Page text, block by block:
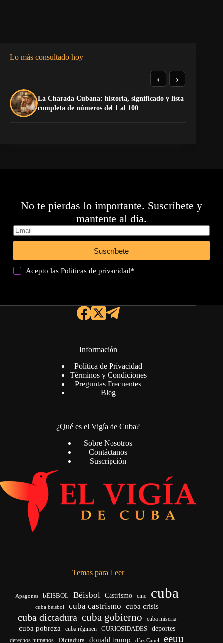
Lo más consultado hoy
La Charada Cubana: historia, significado y lista
completa de números del 1 al 100
‹ ›
No te pierdas lo importante. Suscríbete y
mantente al día.
Suscríbete
Acepto lasPoliticas de privacidad*
Información
Política de Privacidad
Términos y Condiciones
Preguntas Frecuentes
Blog
¿Qué es el Vigía de Cuba?
Sobre Nosotros
Contáctanos
Suscripción
Temas para Leer
Apagones bÉISBOL Béisbol Castrismo cine cuba
cuba béisbol cuba castrismo cuba crisis
cuba dictadura cuba gobierno cuba miseria
cuba pobreza cuba régimen CURIOSIDADES deportes
derechos humanos Dictadura donald trump díaz Canel eeuu